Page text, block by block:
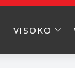
VISOKO